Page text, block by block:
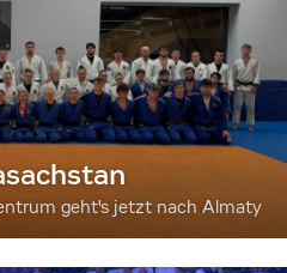
geht's jetzt nach Almaty